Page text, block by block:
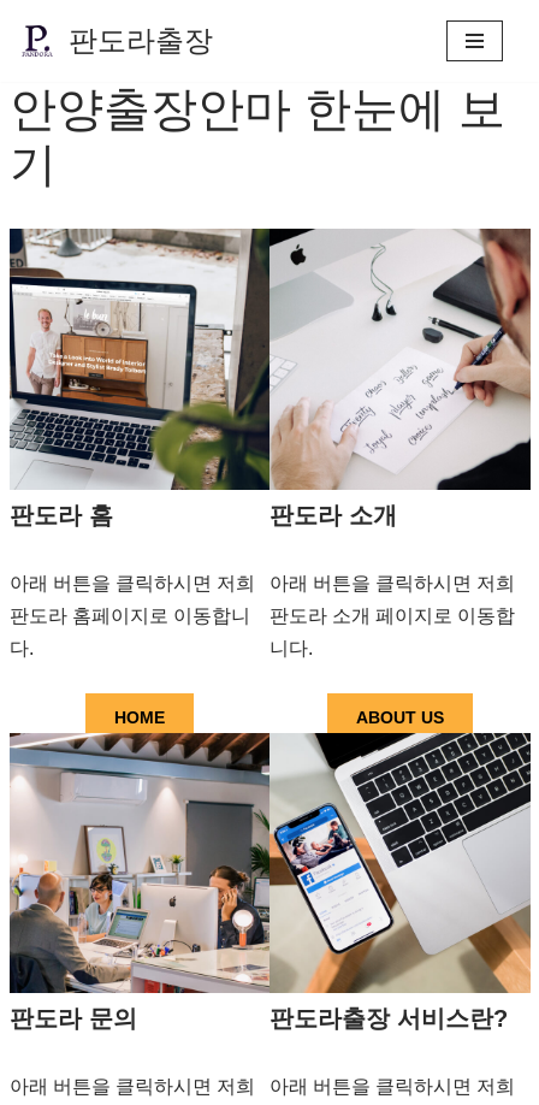
텐
츠
로
너
뛰
기
판도라출장
안양출장안마 한눈에 보
기
판도라 홈
아래 버튼을 클릭하시면 저희
판도라 홈페이지로 이동합니
다.
HOME
판도라 소개
아래 버튼을 클릭하시면 저희
판도라 소개 페이지로 이동합
니다.
ABOUT US
판도라 문의
아래 버튼을 클릭하시면 저희
판도라출장 서비스란?
아래 버튼을 클릭하시면 저희